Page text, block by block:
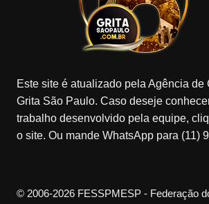
Este site é atualizado pela Agência de
Grita São Paulo. Caso deseje
trabalho desenvolvido pela equipe,
o site. Ou mande WhatsApp para (11)
© 2006-2026 FESSPMESP - Federação